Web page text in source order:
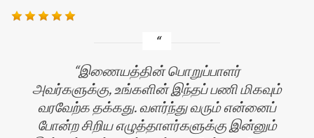
இணையத்தின் பொறுப்பாளர்
அவர்களுக்கு, உங்களின் இந்தப் பணி மிகவும்
வரவேற்க தக்கது. வளர்ந்து வரும் என்னைப்
போன்ற சிறிய எழுத்தாளர்களுக்கு இன்னும்